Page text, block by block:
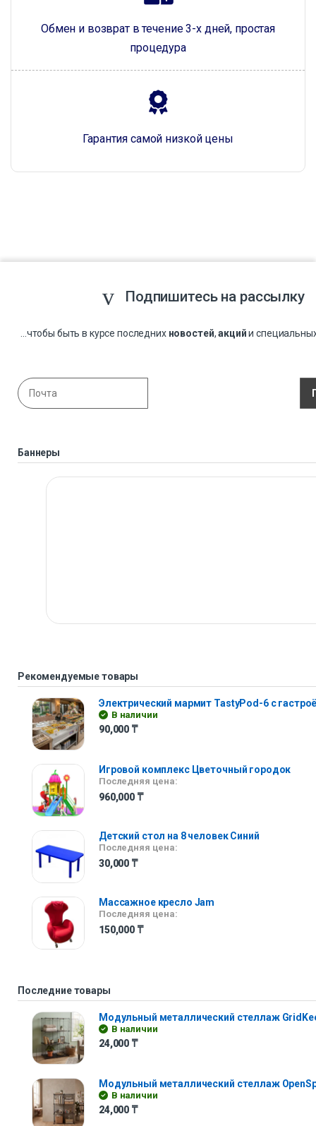
Обмен и возврат в течение 3-х дней, простая
процедура
Гарантия самой низкой цены
Подпишитесь на рассылку
...чтобы быть в курсе последних новостей,акцийи
Баннеры
Рекомендуемые товары
Электрический мармит TastyPod-6 с
В наличии
90,000 ₸
Игровой комплекс Цветочный городок
Последняя цена:
960,000 ₸
Детский стол на 8 человек Синий
Последняя цена:
30,000 ₸
Массажное кресло Jam
Последняя цена:
150,000 ₸
Последние товары
Модульный металлический стеллаж
В наличии
24,000 ₸
Модульный металлический стеллаж
В наличии
24,000 ₸